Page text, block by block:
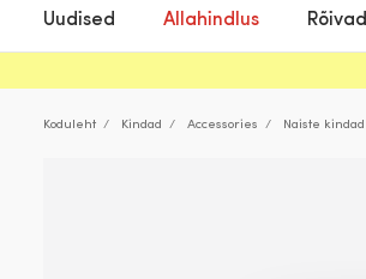
Uudised Allahindlus Rõivad
Koduleht Kindad Accessories Naiste kindad